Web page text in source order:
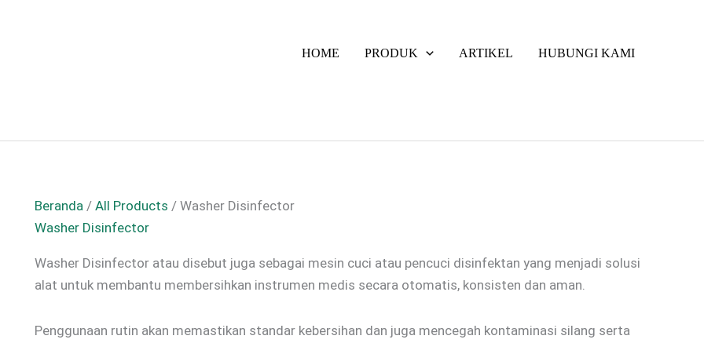
HOME PRODUK ARTIKEL HUBUNGI KAMI
Beranda / All Products / Washer Disinfector
Washer Disinfector
Washer Disinfector atau disebut juga sebagai mesin cuci atau pencuci disinfektan yang menjadi solusi
alat untuk membantu membersihkan instrumen medis secara otomatis, konsisten dan aman.
Penggunaan rutin akan memastikan standar kebersihan dan juga mencegah kontaminasi silang serta